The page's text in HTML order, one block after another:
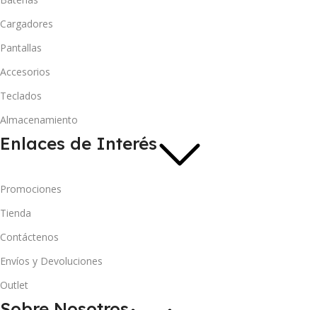
Cargadores
Pantallas
Accesorios
Teclados
Almacenamiento
Enlaces de Interés
Promociones
Tienda
Contáctenos
Envíos y Devoluciones
Outlet